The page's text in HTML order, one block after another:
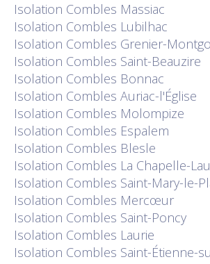
Isolation Combles Massiac
Isolation Combles Lubilhac
Isolation Combles Grenier-
Isolation Combles Saint-Beauzire
Isolation Combles Bonnac
Isolation Combles Auriac-l'Église
Isolation Combles Molompize
Isolation Combles Espalem
Isolation Combles Blesle
Isolation Combles La Chapelle-
Isolation Combles Saint-Mary-le-
Isolation Combles Mercœur
Isolation Combles Saint-Poncy
Isolation Combles Laurie
Isolation Combles Saint-Étienne-